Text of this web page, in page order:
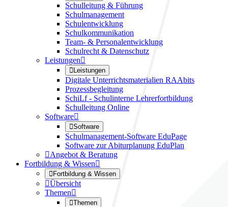
Schulleitung & Führung
Schulmanagement
Schulentwicklung
Schulkommunikation
Team- & Personalentwicklung
Schulrecht & Datenschutz
Leistungen
Leistungen
Digitale Unterrichtsmaterialien RAAbits
Prozessbegleitung
SchiLf - Schulinterne Lehrerfortbildung
Schulleitung Online
Software
Software
Schulmanagement-Software EduPage
Software zur Abiturplanung EduPlan
Angebot & Beratung
Fortbildung & Wissen
Fortbildung & Wissen
Übersicht
Themen
Themen